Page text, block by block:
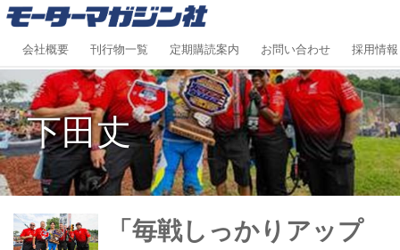
会社概要 刊行物一覧 定期購読案内 お問い合わせ 採用情報
下田丈
「毎戦しっかりアップ